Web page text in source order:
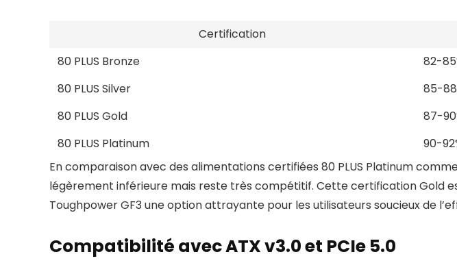
Certification
80 PLUS Bronze
82-
80 PLUS Silver
85-
80 PLUS Gold
87-
80 PLUS Platinum
90-
En comparaison avec des alimentations certifiées 80 PLUS Platinum
légèrement inférieure mais reste très compétitif. Cette certification Gold
Toughpower GF3 une option attrayante pour les utilisateurs soucieux de
Compatibilité avec ATX v3.0 et PCIe 5.0